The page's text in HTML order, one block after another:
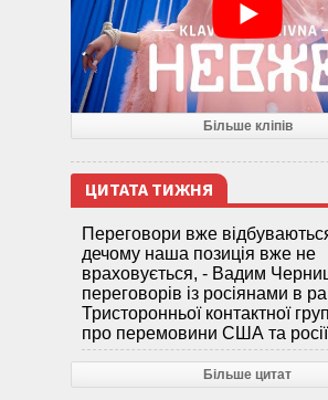
Більше кліпів
ЦИТАТА ТИЖНЯ
Переговори вже
дечому наша позиція вже не
враховується, - Вадим
переговорів із росіянами в
Тристоронньої контактної
про перемовини США та росії
Більше цитат